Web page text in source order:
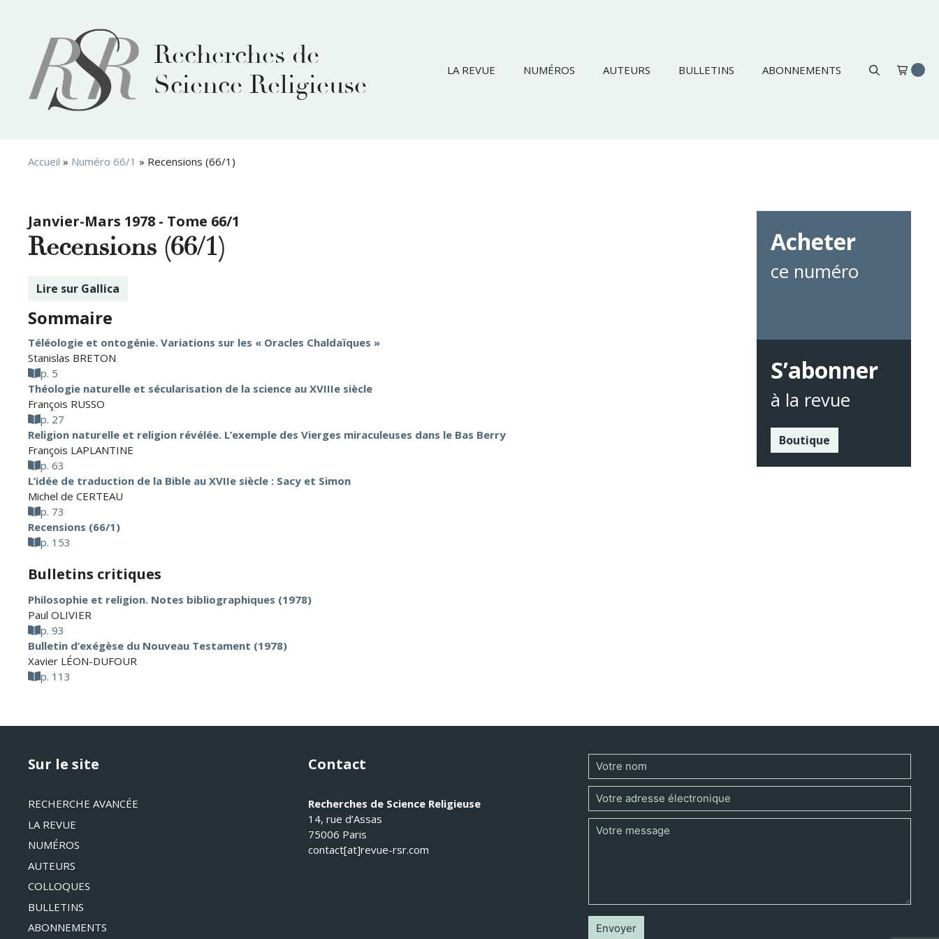
Recherches de
Science Religieuse
LA REVUE NUMÉROS AUTEURS BULLETINS ABONNEMENTS
Accueil » Numéro 66/1 » Recensions (66/1)
Janvier-Mars 1978 - Tome 66/1
Recensions (66/1)
Lire sur Gallica
Sommaire
Téléologie et ontogénie. Variations sur les « Oracles Chaldaïques »
Stanislas BRETON
p. 5
Théologie naturelle et sécularisation de la science au XVIIIe siècle
François RUSSO
p. 27
Religion naturelle et religion révélée. L’exemple des Vierges miraculeuses dans le Bas Berry
François LAPLANTINE
p. 63
L’idée de traduction de la Bible au XVIIe siècle : Sacy et Simon
Michel de CERTEAU
p. 73
Recensions (66/1)
p. 153
Bulletins critiques
Philosophie et religion. Notes bibliographiques (1978)
Paul OLIVIER
p. 93
Bulletin d’exégèse du Nouveau Testament (1978)
Xavier LÉON-DUFOUR
p. 113
Acheter
ce numéro
S’abonner
à la revue
Boutique
Sur le site
RECHERCHE AVANCÉE
LA REVUE
NUMÉROS
AUTEURS
COLLOQUES
BULLETINS
ABONNEMENTS
Contact
Recherches de Science Religieuse
14, rue d’Assas
75006 Paris
contact[at]revue-rsr.com